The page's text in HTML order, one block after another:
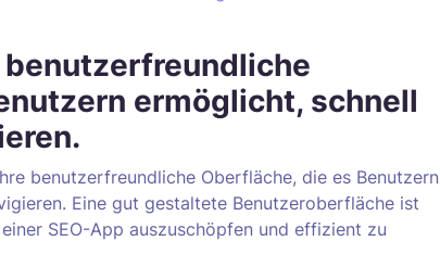
ermöglicht, schnell
benutzerfreundliche Oberfläche, die es Benutzern
Eine gut gestaltete Benutzeroberfläche ist
SEO-App auszuschöpfen und effizient zu